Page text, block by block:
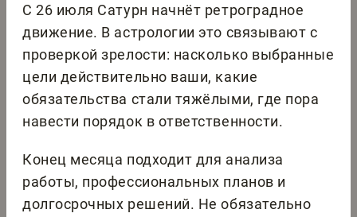
С 26 июля Сатурн начнёт ретроградное
движение. В астрологии это связывают с
проверкой зрелости: насколько выбранные
цели действительно ваши, какие
обязательства стали тяжёлыми, где пора
навести порядок в ответственности.
Конец месяца подходит для анализа
работы, профессиональных планов и
долгосрочных решений. Не обязательно